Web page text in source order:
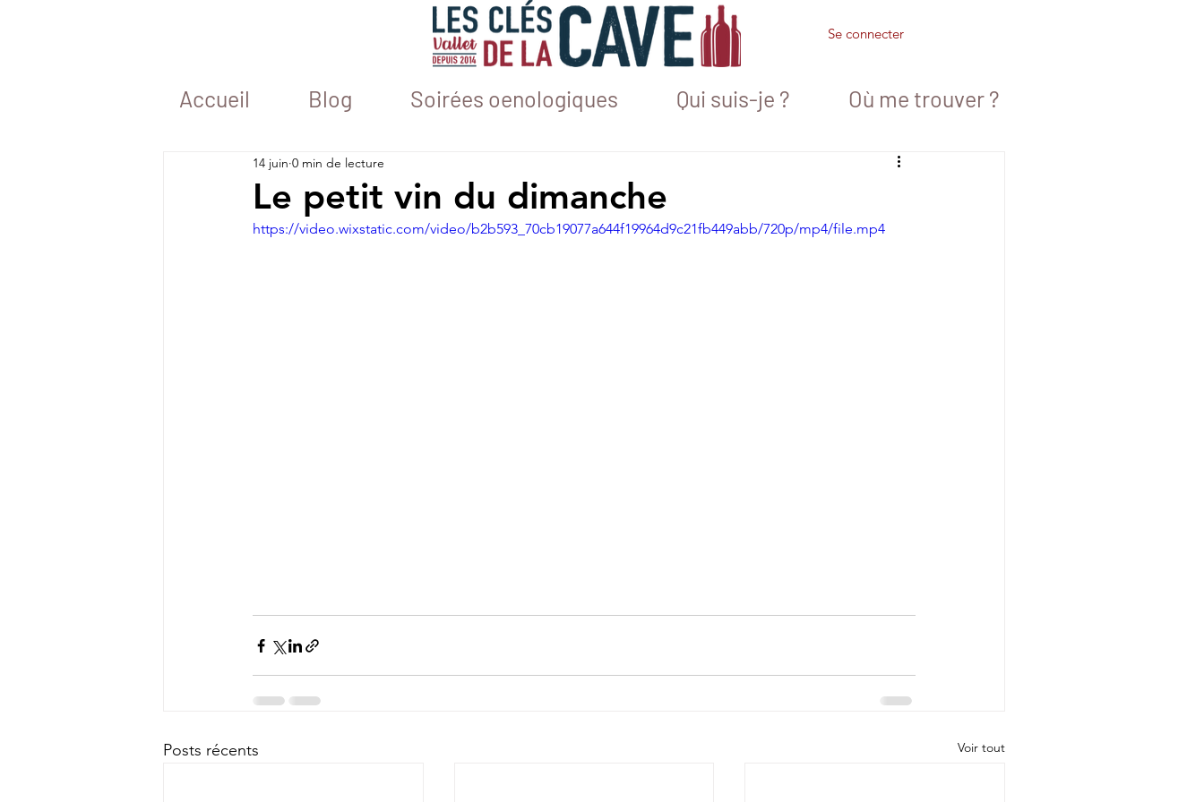
Se connecter
Accueil Blog Soirées oenologiques Qui suis-je ? Où me trouver ?
Le petit vin du dimanche
14 juin 0 min de lecture
https://video.wixstatic.com/video/b2b593_70cb19077a644f19964d9c21fb449abb/720p/mp4/file.mp4
Posts récents Voir tout